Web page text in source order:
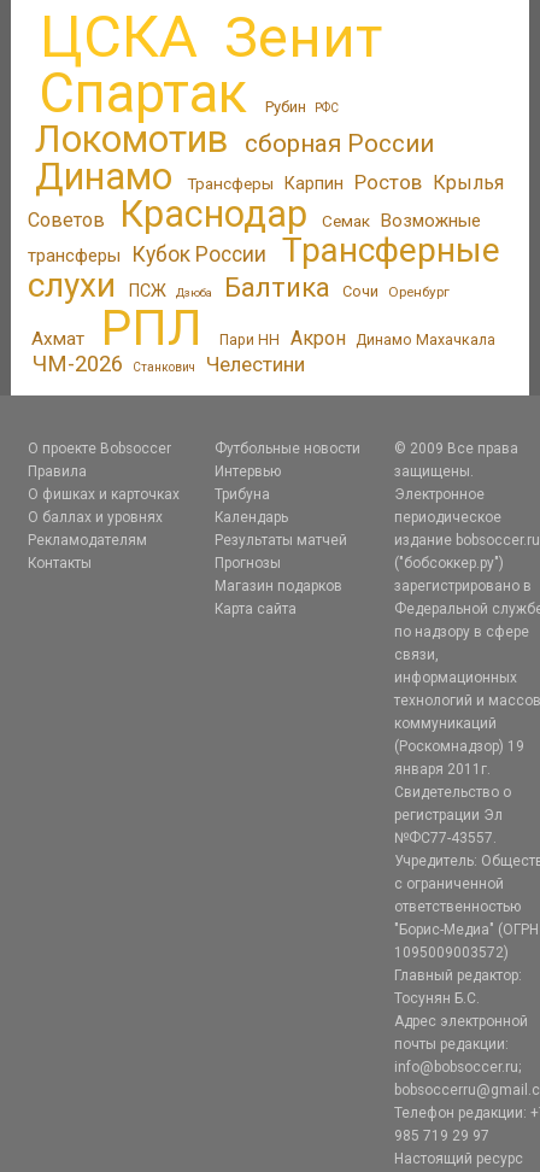
ЦСКА Зенит
Спартак Рубин РФС
Локомотив сборная России
Динамо Трансферы Карпин Ростов Крылья
Советов
Краснодар Семак Возможные
трансферы
Кубок России
Трансферные
слухи
ПСЖ Дзюба Балтика Сочи Оренбург
Ахмат РПЛ Пари НН Акрон Динамо Махачкала
ЧМ-2026 Станкович Челестини
О проекте Bobsoccer
Правила
О фишках и карточках
О баллах и уровнях
Рекламодателям
Контакты
Футбольные новости
Интервью
Трибуна
Календарь
Результаты матчей
Прогнозы
Магазин подарков
Карта сайта
© 2009 Все права
защищены.
Электронное
периодическое
издание bobsoccer.ru
("бобсоккер.ру")
зарегистрировано в
Федеральной
по надзору в сфере
связи,
информационных
технологий и
коммуникаций
(Роскомнадзор) 19
января 2011г.
Свидетельство о
регистрации Эл
№ФС77-43557.
Учредитель:
с ограниченной
ответственностью
"Борис-Медиа" (ОГРН
1095009003572)
Главный редактор:
Тосунян Б.С.
Адрес электронной
почты редакции:
info@bobsoccer.ru;
Телефон редакции:
985 719 29 97
Настоящий ресурс